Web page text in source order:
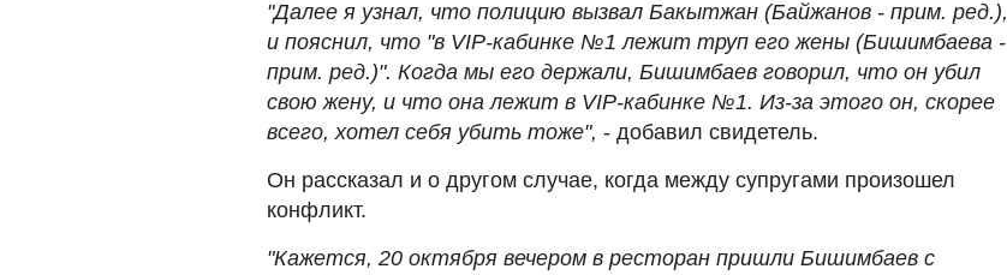
"Далее я узнал, что полицию вызвал Бакытжан (Байжанов - прим. ред.),
и пояснил, что "в VIP-кабинке №1 лежит труп его жены (Бишимбаева -
прим. ред.)". Когда мы его держали, Бишимбаев говорил, что он убил
свою жену, и что она лежит в VIP-кабинке №1. Из-за этого он, скорее
всего, хотел себя убить тоже", - добавил свидетель.
Он рассказал и о другом случае, когда между супругами произошел
конфликт.
"Кажется, 20 октября вечером в ресторан пришли Бишимбаев с